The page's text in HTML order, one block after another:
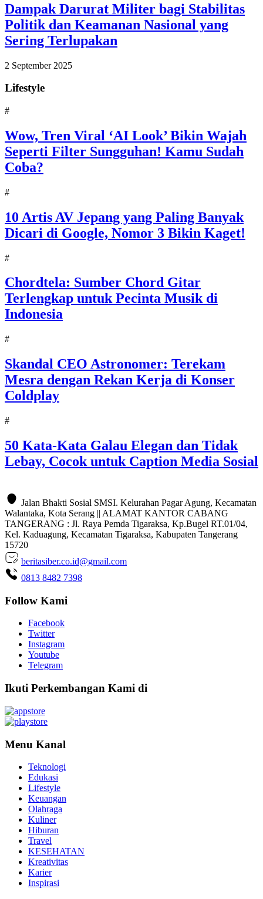
Dampak Darurat Militer bagi Stabilitas
Politik dan Keamanan Nasional yang
Sering Terlupakan
2 September 2025
Lifestyle
#
Wow, Tren Viral ‘AI Look’ Bikin Wajah
Seperti Filter Sungguhan! Kamu Sudah
Coba?
#
10 Artis AV Jepang yang Paling Banyak
Dicari di Google, Nomor 3 Bikin Kaget!
#
Chordtela: Sumber Chord Gitar
Terlengkap untuk Pecinta Musik di
Indonesia
#
Skandal CEO Astronomer: Terekam
Mesra dengan Rekan Kerja di Konser
Coldplay
#
50 Kata-Kata Galau Elegan dan Tidak
Lebay, Cocok untuk Caption Media Sosial
Jalan Bhakti Sosial SMSI. Kelurahan Pagar Agung, Kecamatan
Walantaka, Kota Serang || ALAMAT KANTOR CABANG
TANGERANG : Jl. Raya Pemda Tigaraksa, Kp.Bugel RT.01/04,
Kel. Kaduagung, Kecamatan Tigaraksa, Kabupaten Tangerang
15720
beritasiber.co.id@gmail.com
0813 8482 7398
Follow Kami
Facebook
Twitter
Instagram
Youtube
Telegram
Ikuti Perkembangan Kami di
Menu Kanal
Teknologi
Edukasi
Lifestyle
Keuangan
Olahraga
Kuliner
Hiburan
Travel
KESEHATAN
Kreativitas
Karier
Inspirasi